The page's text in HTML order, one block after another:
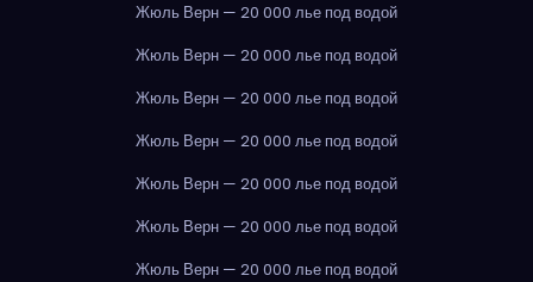
Жюль Верн — 20 000 лье под водой
Жюль Верн — 20 000 лье под водой
Жюль Верн — 20 000 лье под водой
Жюль Верн — 20 000 лье под водой
Жюль Верн — 20 000 лье под водой
Жюль Верн — 20 000 лье под водой
Жюль Верн — 20 000 лье под водой